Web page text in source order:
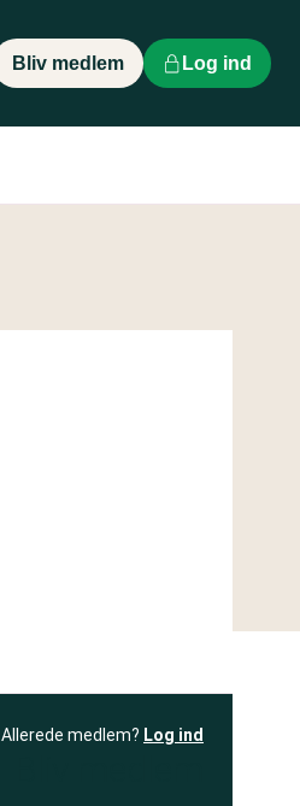
Bliv medlem Log ind
Allerede medlem? Log ind